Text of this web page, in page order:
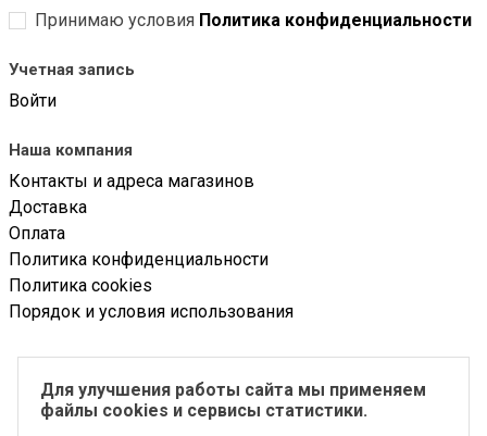
Принимаю условия Политика конфиденциальности
Учетная запись
Войти
Наша компания
Контакты и адреса магазинов
Доставка
Оплата
Политика конфиденциальности
Политика cookies
Порядок и условия использования
ООО «Солоной»
ИНН 5018181325
Для улучшения работы сайта мы применяем
файлы cookies и сервисы статистики.